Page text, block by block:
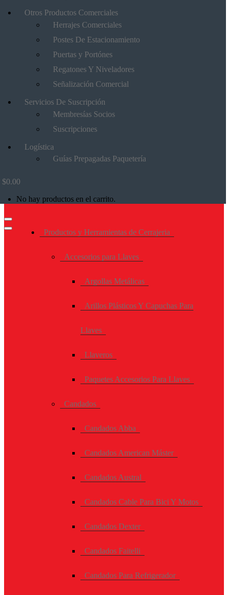
Otros Productos Comerciales
Herrajes Comerciales
Postes De Estacionamiento
Puertas y Portónes
Regatones Y Niveladores
Señalización Comercial
Servicios De Suscripción
Membresías Socios
Suscripciones
Logística
Guías Prepagadas Paquetería
$0.00
No hay productos en el carrito.
Productos y Herramientas de Cerrajeria
Accesorios para Llaves
Argollas Metálicas
Arillos Plásticos Y Capuchas Para
Llaves
Llaveros
Paquetes Accesorios Para Llaves
Candados
Candados Abba
Candados American Máster
Candados Austral
Candados Cable Para Bici Y Motos
Candados Dexter
Candados Faitelli
Candados Para Refrigerador